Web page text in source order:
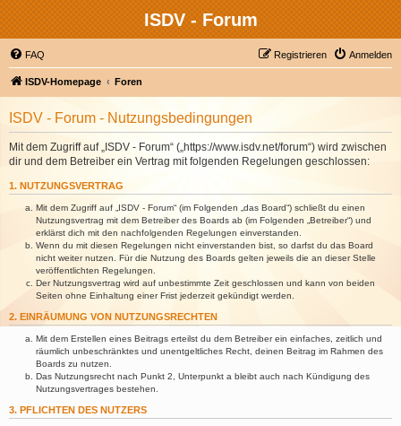
ISDV - Forum
FAQ Anmelden
Registrieren
ISDV-Homepage Foren
ISDV - Forum - Nutzungsbedingungen
Mit dem Zugriff auf „ISDV - Forum“ („https://www.isdv.net/forum“) wird zwischen
dir und dem Betreiber ein Vertrag mit folgenden Regelungen geschlossen:
1. NUTZUNGSVERTRAG
Mit dem Zugriff auf „ISDV - Forum“ (im Folgenden „das Board“) schließt du einen
Nutzungsvertrag mit dem Betreiber des Boards ab (im Folgenden „Betreiber“) und
erklärst dich mit den nachfolgenden Regelungen einverstanden.
Wenn du mit diesen Regelungen nicht einverstanden bist, so darfst du das Board
nicht weiter nutzen. Für die Nutzung des Boards gelten jeweils die an dieser Stelle
veröffentlichten Regelungen.
Der Nutzungsvertrag wird auf unbestimmte Zeit geschlossen und kann von beiden
Seiten ohne Einhaltung einer Frist jederzeit gekündigt werden.
2. EINRÄUMUNG VON NUTZUNGSRECHTEN
Mit dem Erstellen eines Beitrags erteilst du dem Betreiber ein einfaches, zeitlich und
räumlich unbeschränktes und unentgeltliches Recht, deinen Beitrag im Rahmen des
Boards zu nutzen.
Das Nutzungsrecht nach Punkt 2, Unterpunkt a bleibt auch nach Kündigung des
Nutzungsvertrages bestehen.
3. PFLICHTEN DES NUTZERS